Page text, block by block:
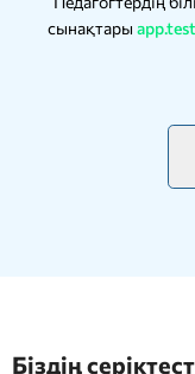
сынақтары
Біздің